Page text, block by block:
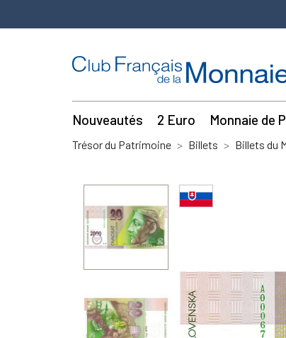
Nouveautés 2 Euro Monnaie de
Trésor du Patrimoine Billets Billets du